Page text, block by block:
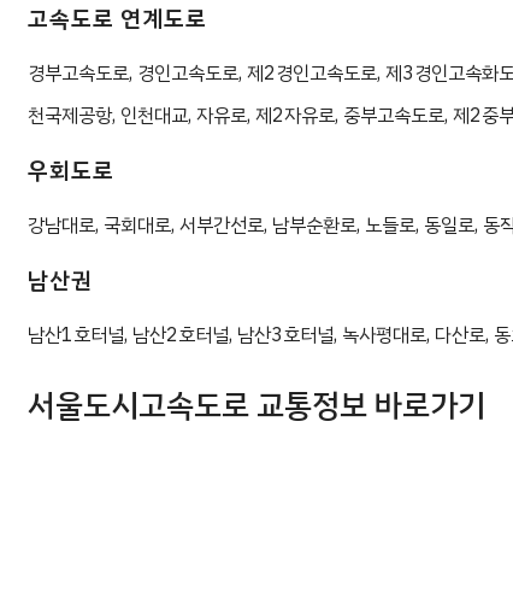
고속도로 연계도로
경부고속도로, 경인고속도로, 제2경인고속도로, 제3경인고속
천국제공항, 인천대교, 자유로, 제2자유로, 중부고속도로, 제2중
우회도로
강남대로, 국회대로, 서부간선로, 남부순환로, 노들로, 동일로,
남산권
남산1호터널, 남산2호터널, 남산3호터널, 녹사평대로, 다산로,
서울도시고속도로 교통정보 바로가기